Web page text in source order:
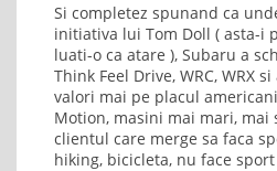
Si completez spunand ca
initiativa lui Tom Doll ( asta-i
luati-o ca atare ), Subaru a
Think Feel Drive, WRC, WRX
valori mai pe placul
Motion, masini mai mari, mai
clientul care merge sa faca
hiking, bicicleta, nu face sport